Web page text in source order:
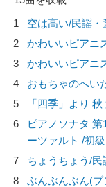
1
空は高い/民謡・
2
かわいいピアニ
3
かわいいピアニ
4
おもちゃのへい
5
「四季」より
6
ピアノソナタ
ーツァルト /初級
7
ちょうちょう/民
8
ぶんぶんぶん(